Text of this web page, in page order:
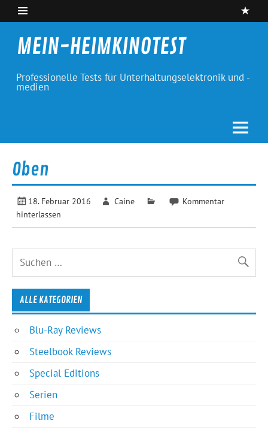
Skip
content
MEIN-HEIMKINOTEST
Professionelle Tests für Unterhaltungselektronik und -
medien
Oben
18. Februar 2016 Caine
Kommentar
hinterlassen
ALLE KATEGORIEN
Blu-Ray Reviews
Steelbook Reviews
Special Editions
Serien
Filme